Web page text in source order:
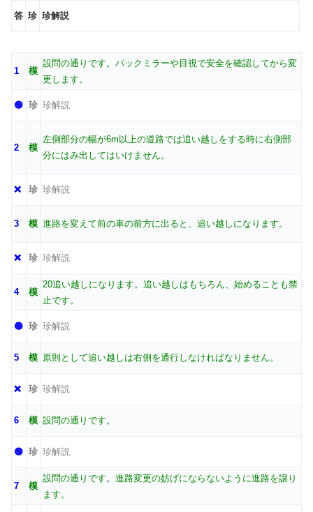
答 珍 珍解説
1 模
設問の通りです。バックミラーや目視で安全を確認してから変
更します。
🟢 珍 珍解説
2 模
左側部分の幅が6m以上の道路では追い越しをする時に右側部
分にはみ出してはいけません。
❌ 珍 珍解説
3 模 進路を変えて前の車の前方に出ると、追い越しになります。
❌ 珍 珍解説
4 模
20追い越しになります。追い越しはもちろん、始めることも禁
止です。
🟢 珍 珍解説
5 模 原則として追い越しは右側を通行しなければなりません。
❌ 珍 珍解説
6 模 設問の通りです。
🟢 珍 珍解説
7 模
設問の通りです。進路変更の妨げにならないように進路を譲り
ます。